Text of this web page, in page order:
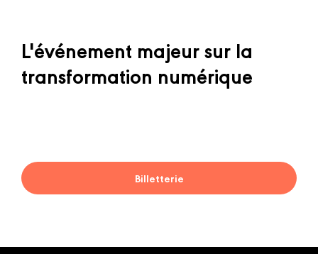
L'événement majeur sur la
transformation numérique
Billetterie